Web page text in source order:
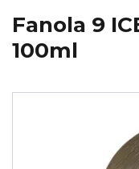
Fanola 9
100ml